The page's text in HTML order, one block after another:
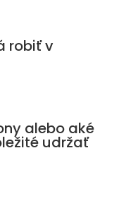
robiť v
alebo aké
udržať